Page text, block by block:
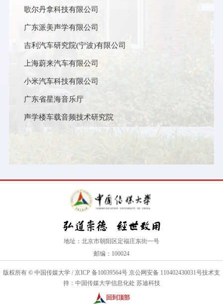
歌尔丹拿科技有限公司
广东派美声学有限公司
吉利汽车研究院(宁波)有限公司
上海蔚来汽车有限公司
小米汽车科技有限公司
广东省星海音乐厅
声学楼车载音频技术研究院
地址：北京市朝阳区定福庄东街一号
邮编：100024
版权所有 © 中国传媒大学 /京ICP 备10039564号 京公网安备 110402430031号技术支
持：中国传媒大学信息化处 苏迪科技
回到顶部